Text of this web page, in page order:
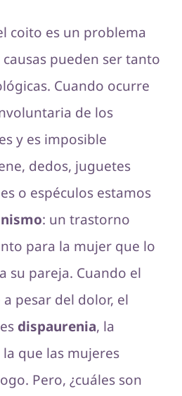
coito es un problema
pueden ser tanto
Cuando ocurre
de los
y es imposible
dedos, juguetes
o espéculos estamos
: un trastorno
para la mujer que lo
su pareja. Cuando el
pesar del dolor, el
dispaurenia, la
que las mujeres
Pero, ¿cuáles son